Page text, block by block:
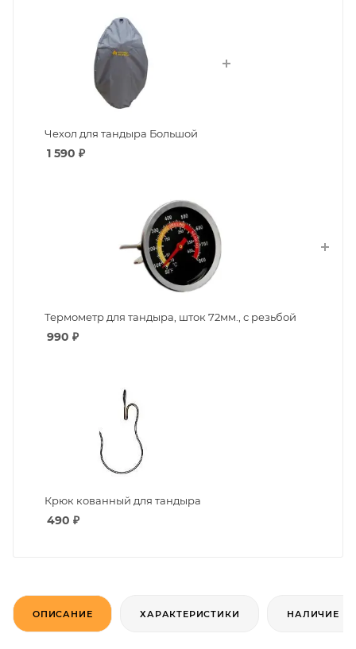
Чехол для тандыра Большой
1 590 ₽
Термометр для тандыра, шток 72мм., с резьбой
990 ₽
Крюк кованный для тандыра
490 ₽
ОПИСАНИЕ ХАРАКТЕРИСТИКИ НАЛИЧИЕ